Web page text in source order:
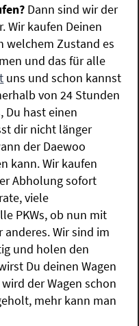
Dann sind wir der
Wir kaufen Deinen
welchem Zustand es
und das für alle
uns und schon kannst
von 24 Stunden
Du hast einen
dir nicht länger
der Daewoo
kann. Wir kaufen
Abholung sofort
viele
PKWs, ob nun mit
Wir sind im
und holen den
Du deinen Wagen
der Wagen schon
mehr kann man